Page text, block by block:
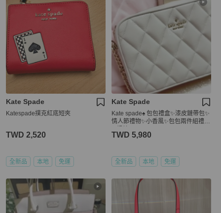
Kate Spade
Katespade撲克紅底短夾
TWD 2,520
全新品 本地 免運
Kate Spade
Kate spade♠️ 包包禮盒✨漆皮鏈帶包✨
情人節禮物✨小香風✨包包兩件組禮盒
TWD 5,980
全新品 本地 免運